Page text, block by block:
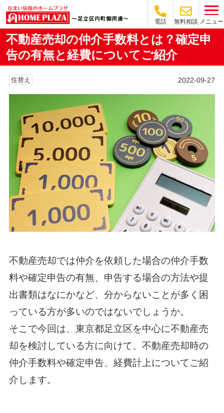
電話 無料相談 メニュー
不動産売却の仲介手数料とは？確定申
告の有無と経費についてご紹介
住替え 2022-09-27
不動産売却では仲介を依頼した場合の仲介手数
料や確定申告の有無、申告する場合の方法や提
出書類はなにかなど、分からないことが多く困
っている方が多いのではないでしょうか。
そこで今回は、東京都足立区を中心に不動産売
却を検討している方に向けて、不動産売却時の
仲介手数料や確定申告、経費計上についてご紹
介します。